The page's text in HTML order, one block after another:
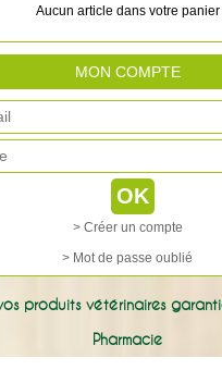
Aucun article dans votre panier
MON COMPTE
> Créer un compte
> Mot de passe oublié
produits vétérinaires
Pharmacie